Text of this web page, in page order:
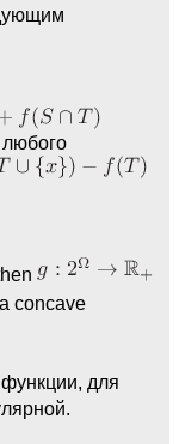
concave
для